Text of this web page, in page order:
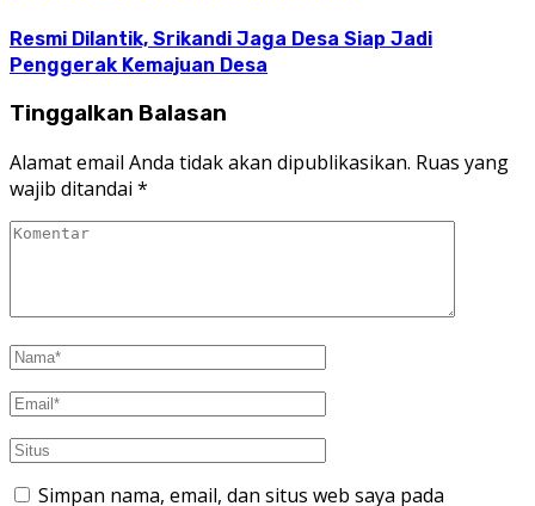
Resmi Dilantik, Srikandi Jaga Desa Siap Jadi
Penggerak Kemajuan Desa
Tinggalkan Balasan
Alamat email Anda tidak akan dipublikasikan. Ruas yang
wajib ditandai *
Simpan nama, email, dan situs web saya pada